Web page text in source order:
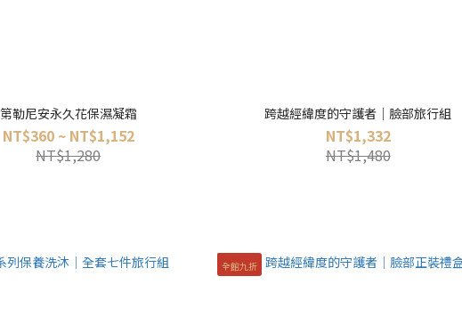
第勒尼安永久花保濕凝霜
NT$360 ~ NT$1,152
NT$1,280
跨越經緯度的守護者｜臉部旅行組
NT$1,332
NT$1,480
全館九折